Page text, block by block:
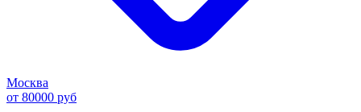
Москва
от 80000 руб